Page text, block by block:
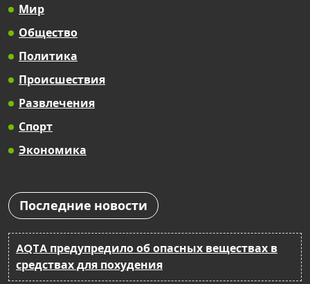
Мир
Общество
Политика
Происшествия
Развлечения
Спорт
Экономика
Последние новости
AQTA предупредило об опасных веществах в
средствах для похудения